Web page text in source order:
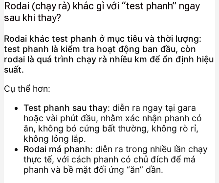
Rodai (chạy rà) khác gì với “test phanh” ngay
sau khi thay?
Rodai khác test phanh ở mục tiêu và thời lượng:
test phanh là kiểm tra hoạt động ban đầu, còn
rodai là quá trình chạy rà nhiều km để ổn định hiệu
suất.
Cụ thể hơn:
Test phanh sau thay: diễn ra ngay tại gara
hoặc vài phút đầu, nhằm xác nhận phanh có
ăn, không bó cứng bất thường, không rò rỉ,
không lỏng lắp.
Rodai má phanh: diễn ra trong nhiều lần chạy
thực tế, với cách phanh có chủ đích để má
phanh và bề mặt đối ứng “ăn” dần.